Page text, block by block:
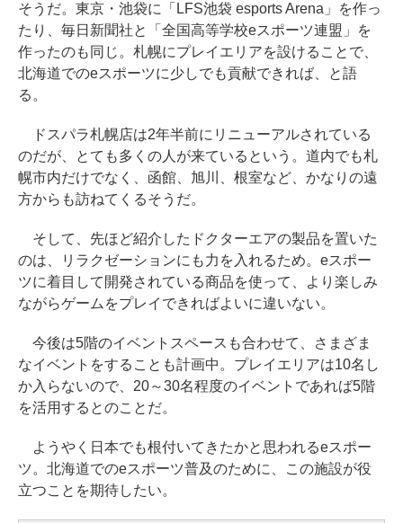
そうだ。東京・池袋に「LFS池袋 esports Arena」を作っ
たり、毎日新聞社と「全国高等学校eスポーツ連盟」を
作ったのも同じ。札幌にプレイエリアを設けることで、
北海道でのeスポーツに少しでも貢献できれば、と語
る。
ドスパラ札幌店は2年半前にリニューアルされている
のだが、とても多くの人が来ているという。道内でも札
幌市内だけでなく、函館、旭川、根室など、かなりの遠
方からも訪ねてくるそうだ。
そして、先ほど紹介したドクターエアの製品を置いた
のは、リラクゼーションにも力を入れるため。eスポー
ツに着目して開発されている商品を使って、より楽しみ
ながらゲームをプレイできればよいに違いない。
今後は5階のイベントスペースも合わせて、さまざま
なイベントをすることも計画中。プレイエリアは10名し
か入らないので、20～30名程度のイベントであれば5階
を活用するとのことだ。
ようやく日本でも根付いてきたかと思われるeスポー
ツ。北海道でのeスポーツ普及のために、この施設が役
立つことを期待したい。